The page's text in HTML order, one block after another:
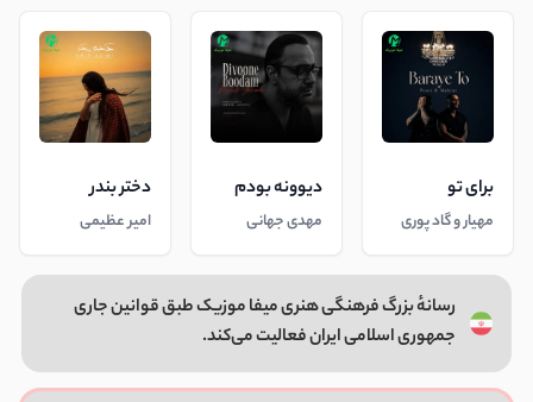
برای تو
مهیار و گاد پوری
دیوونه بودم
مهدی جهانی
دختر بندر
امیر عظیمی
رسانهٔ بزرگ فرهنگی هنری میفا موزیک طبق قوانین جاری
جمهوری اسلامی ایران فعالیت می‌کند.